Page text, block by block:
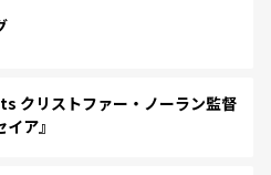
クリストファー・ノーラン監督
ア』